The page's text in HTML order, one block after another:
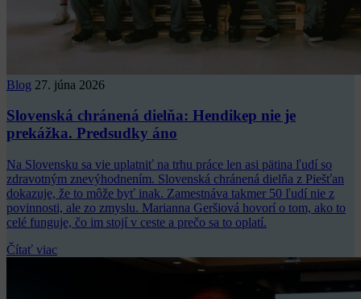
Blog 27. júna 2026
Slovenská chránená dielňa: Hendikep nie je
prekážka. Predsudky áno
Na Slovensku sa vie uplatniť na trhu práce len asi pätina ľudí so
zdravotným znevýhodnením. Slovenská chránená dielňa z Piešťan
dokazuje, že to môže byť inak. Zamestnáva takmer 50 ľudí nie z
povinnosti, ale zo zmyslu. Marianna Geršiová hovorí o tom, ako to
celé funguje, čo im stojí v ceste a prečo sa to oplatí.
Čítať viac